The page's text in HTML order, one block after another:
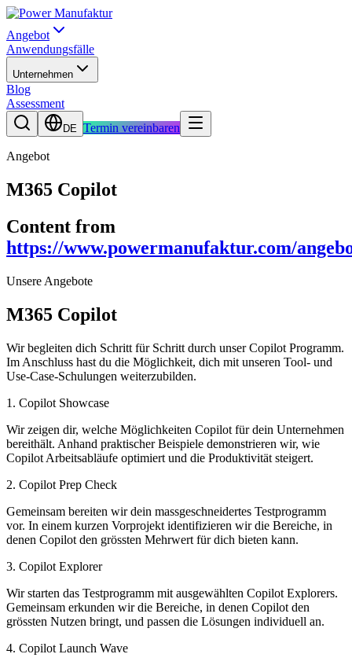
Angebot
Anwendungsfälle
Unternehmen
Blog
Assessment
DE Termin vereinbaren
Angebot
M365 Copilot
Content from
https://www.powermanufaktur.com/
Unsere Angebote
M365 Copilot
Wir begleiten dich Schritt für Schritt durch unser Copilot Programm.
Im Anschluss hast du die Möglichkeit, dich mit unseren Tool- und
Use-Case-Schulungen weiterzubilden.
1. Copilot Showcase
Wir zeigen dir, welche Möglichkeiten Copilot für dein Unternehmen
bereithält. Anhand praktischer Beispiele demonstrieren wir, wie
Copilot Arbeitsabläufe optimiert und die Produktivität steigert.
2. Copilot Prep Check
Gemeinsam bereiten wir dein massgeschneidertes Testprogramm
vor. In einem kurzen Vorprojekt identifizieren wir die Bereiche, in
denen Copilot den grössten Mehrwert für dich bieten kann.
3. Copilot Explorer
Wir starten das Testprogramm mit ausgewählten Copilot Explorers.
Gemeinsam erkunden wir die Bereiche, in denen Copilot den
grössten Nutzen bringt, und passen die Lösungen individuell an.
4. Copilot Launch Wave